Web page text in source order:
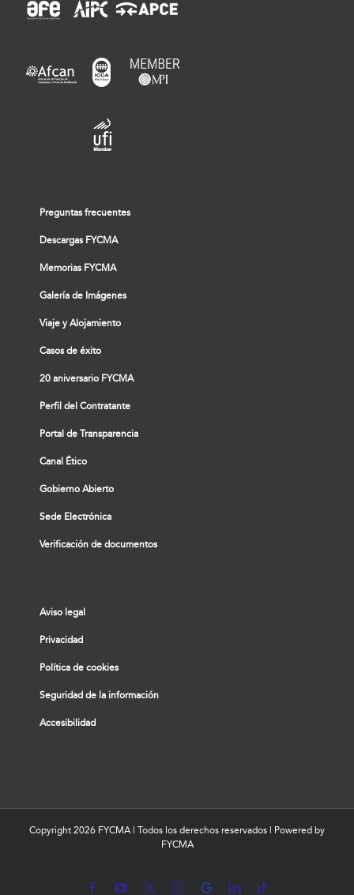
Preguntas frecuentes
Descargas FYCMA
Memorias FYCMA
Galería de Imágenes
Viaje y Alojamiento
Casos de éxito
20 aniversario FYCMA
Perfil del Contratante
Portal de Transparencia
Canal Ético
Gobierno Abierto
Sede Electrónica
Verificación de documentos
Aviso legal
Privacidad
Política de cookies
Seguridad de la información
Accesibilidad
Copyright 2026 FYCMA | Todos los derechos reservados | Powered by
FYCMA
FacebookYouTube
X Instagram
MyBusinessLinkedInTiktok